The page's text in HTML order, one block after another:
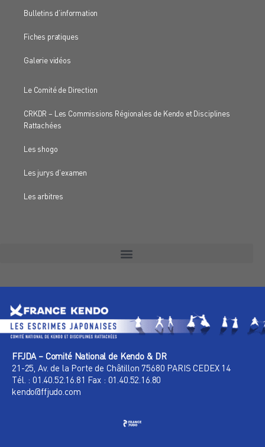
Bulletins d’information
Fiches pratiques
Galerie vidéos
Le Comité de Direction
CRKDR – Les Commissions Régionales de Kendo et Disciplines
Rattachées
Les shogo
Les jurys d’examen
Les arbitres
FFJDA – Comité National de Kendo & DR
21-25, Av. de la Porte de Châtillon 75680 PARIS CEDEX 14
Tél. : 01.40.52.16.81 Fax : 01.40.52.16.80
kendo@ffjudo.com